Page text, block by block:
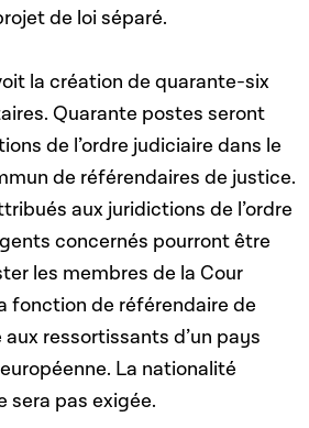
de loi séparé.
la création de quarante-six
Quarante postes seront
de l’ordre judiciaire dans le
de référendaires de justice.
aux juridictions de l’ordre
concernés pourront être
les membres de la Cour
fonction de référendaire de
ressortissants d’un pays
La nationalité
sera pas exigée.